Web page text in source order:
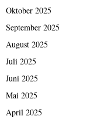
Oktober 2025
September 2025
August 2025
Juli 2025
Juni 2025
Mai 2025
April 2025